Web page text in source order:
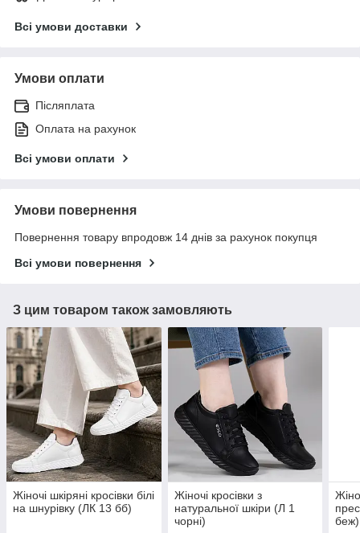
Всі умови доставки
Умови оплати
Післяплата
Оплата на рахунок
Всі умови оплати
Умови повернення
Повернення товару впродовж 14 днів за рахунок покупця
Всі умови повернення
З цим товаром також замовляють
Жіночі шкіряні кросівки білі
на шнурівку (ЛК 13 бб)
Жіночі кросівки з
натуральної шкіри (Л 1
чорні)
беж)